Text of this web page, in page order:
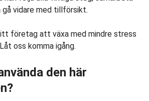
vidare med tillförsikt.
företag att växa med mindre stress
oss komma igång.
den här